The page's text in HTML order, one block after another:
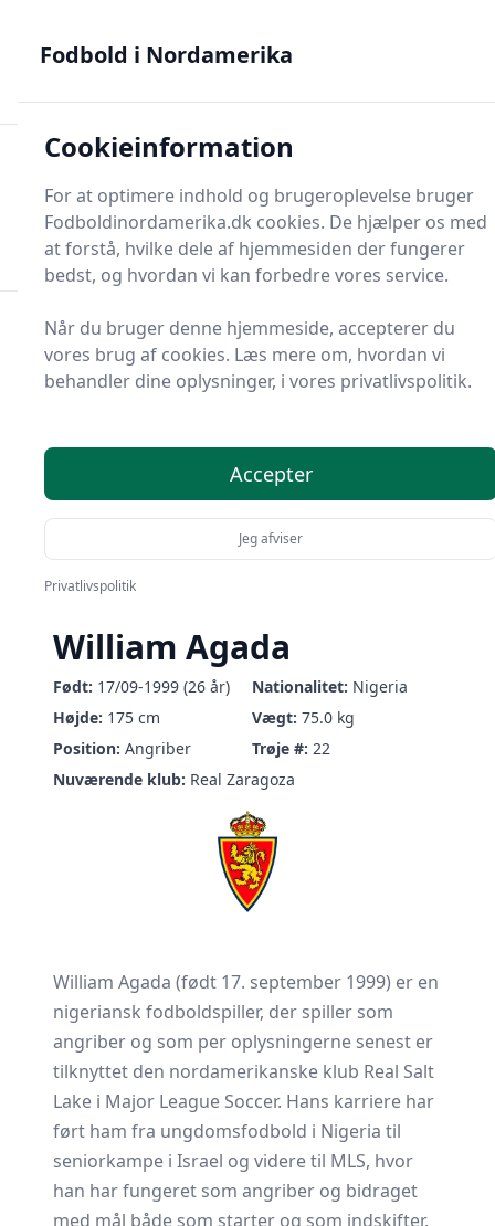
til nordamerikansk fodbold
Fodbold i
Menu
Søg
William Agada
Født: 17/09-1999 (26 år) Nationalitet: Nigeria
Højde: 175 cm Vægt: 75.0 kg
Position: Angriber Trøje #: 22
Nuværende klub: Real Zaragoza
William Agada (født 17. september 1999) er en
nigeriansk fodboldspiller, der spiller som
angriber og som per oplysningerne senest er
tilknyttet den nordamerikanske klub Real Salt
Lake i Major League Soccer. Hans karriere har
ført ham fra ungdomsfodbold i Nigeria til
seniorkampe i Israel og videre til MLS, hvor
han har fungeret som angriber og bidraget
med mål både som starter og som indskifter.
Fodbold i Nordamerika
Cookieinformation
For at optimere indhold og brugeroplevelse bruger
Fodboldinordamerika.dk cookies. De hjælper os med
at forstå, hvilke dele af hjemmesiden der fungerer
bedst, og hvordan vi kan forbedre vores service.
Når du bruger denne hjemmeside, accepterer du
vores brug af cookies. Læs mere om, hvordan vi
behandler dine oplysninger, i vores privatlivspolitik.
Accepter
Jeg afviser
Privatlivspolitik